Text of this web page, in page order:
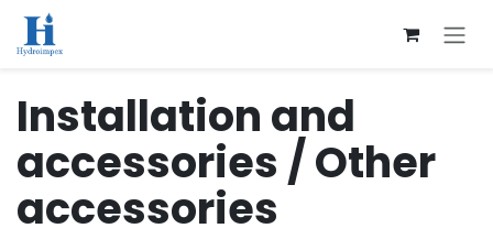
Přejít na obsah
Installation and
accessories / Other
accessories